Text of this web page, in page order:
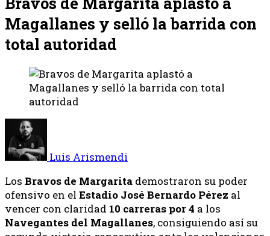
Magallanes y selló la barrida con
total autoridad
Luis Arismendi
Los Bravos de Margarita demostraron su poder
ofensivo en el Estadio José Bernardo Pérez al
vencer con claridad 10 carreras por 4 a los
Navegantes del Magallanes, consiguiendo así su